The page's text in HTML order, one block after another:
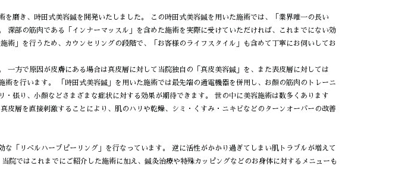
磨き、時田式美容鍼を開発いたしました。 この時田式美容鍼を用いた施術では、「業界唯一の長い
部の筋肉である「インナーマッスル」を含めた施術を実際に受けていただければ、これまでにない効
」を行うため、カウンセリングの段階で、「お客様のライフスタイル」も含めて丁寧にお伺いしてお
方で原因が皮膚にある場合は真皮層に対して当院独自の「真皮美容鍼」を、また表皮層に対しては
を行います。 「時田式美容鍼」を用いた施術では最先端の通電機器を併用し、お顔の筋肉のトレーニ
張り、小顔などさまざまな症状に対する効果が期待できます。 世の中に美容施術は数多くあります
層を直接刺激することにより、肌のハリや乾燥、シミ・くすみ・ニキビなどのターンオーバーの改善
「リベルハーブピーリング」を行なっています。 逆に活性がかかり過ぎてしまい肌トラブルが増えて
ではこれまでにご紹介した施術に加え、鍼灸治療や特殊カッピングなどのお身体に対するメニューも